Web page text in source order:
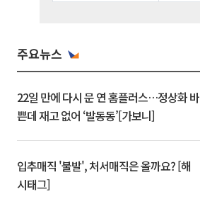
주요뉴스
22일 만에 다시 문 연 홈플러스…정상화 바
쁜데 재고 없어 ‘발동동’[가보니]
입추매직 '불발', 처서매직은 올까요? [해
시태그]